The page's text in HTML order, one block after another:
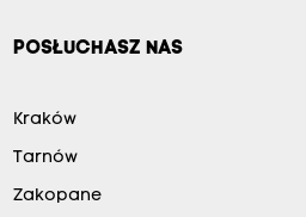
POSŁUCHASZ NAS
Kraków
Tarnów
Zakopane